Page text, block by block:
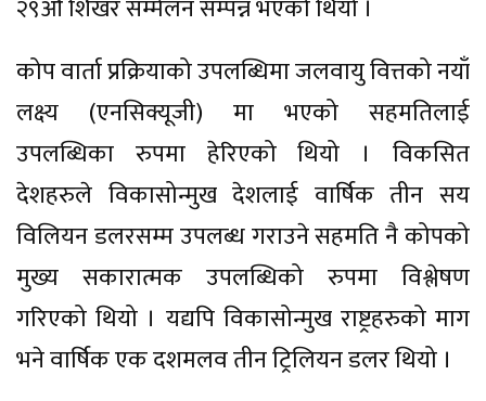
२९औँ शिखर सम्मेलन सम्पन्न भएको थियो ।
कोप वार्ता प्रक्रियाको उपलब्धिमा जलवायु वित्तको नयाँ
लक्ष्य (एनसिक्यूजी) मा भएको सहमतिलाई
उपलब्धिका रुपमा हेरिएको थियो । विकसित
देशहरुले विकासोन्मुख देशलाई वार्षिक तीन सय
विलियन डलरसम्म उपलब्ध गराउने सहमति नै कोपको
मुख्य सकारात्मक उपलब्धिको रुपमा विश्लेषण
गरिएको थियो । यद्यपि विकासोन्मुख राष्ट्रहरुको माग
भने वार्षिक एक दशमलव तीन ट्रिलियन डलर थियो ।